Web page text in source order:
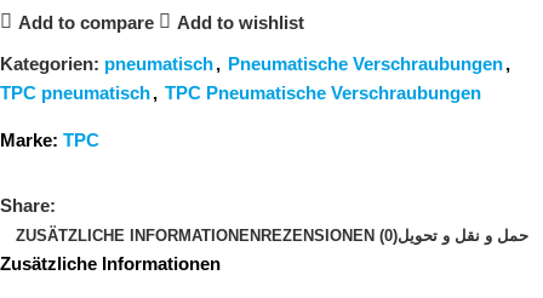
Add to compare Add to wishlist
Kategorien: pneumatisch, Pneumatische Verschraubungen,
TPC pneumatisch, TPC Pneumatische Verschraubungen
Marke: TPC
Share:
ZUSÄTZLICHE INFORMATIONEN REZENSIONEN (0)حمل و نقل و تحویل
Zusätzliche Informationen